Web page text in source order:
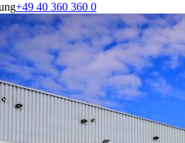
+49 40 360 360 0